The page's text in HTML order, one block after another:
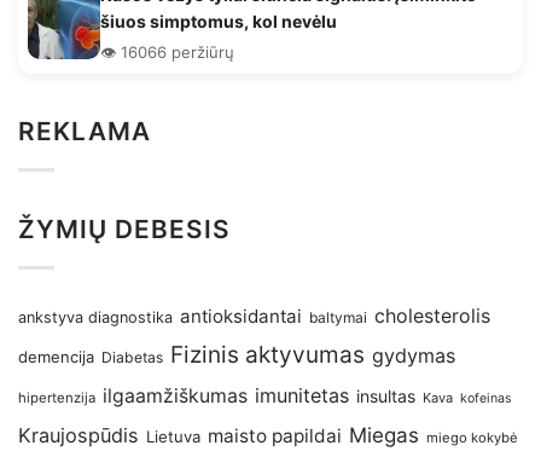
šiuos simptomus, kol nevėlu
👁️ 16066 peržiūrų
REKLAMA
ŽYMIŲ DEBESIS
ankstyva diagnostika antioksidantai baltymai cholesterolis
demencija Diabetas Fizinis aktyvumas gydymas
hipertenzija ilgaamžiškumas imunitetas insultas Kava kofeinas
Kraujospūdis Lietuva maisto papildai Miegas miego kokybė